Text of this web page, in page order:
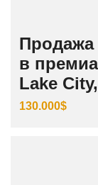
Продажа
в
Lake
130.000$